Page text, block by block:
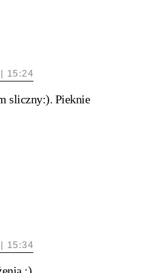
15:24
sliczny:). Pieknie
15:34
:)